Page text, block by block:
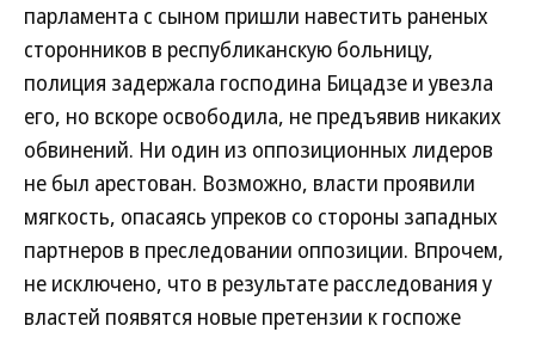
парламента с сыном пришли навестить раненых
сторонников в республиканскую больницу,
полиция задержала господина Бицадзе и увезла
его, но вскоре освободила, не предъявив никаких
обвинений. Ни один из оппозиционных лидеров
не был арестован. Возможно, власти проявили
мягкость, опасаясь упреков со стороны западных
партнеров в преследовании оппозиции. Впрочем,
не исключено, что в результате расследования у
властей появятся новые претензии к госпоже